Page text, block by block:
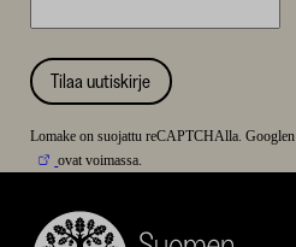
Tilaa uutiskirje
Lomake on suojattu reCAPTCHAlla. Googlen
ovat voimassa.